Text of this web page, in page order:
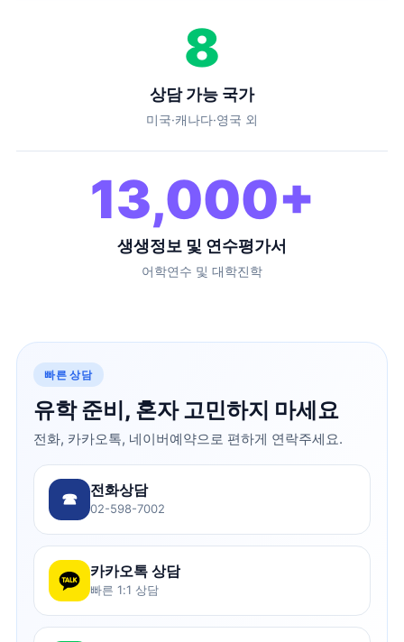
8
상담 가능 국가
미국·캐나다·영국 외
13,000+
생생정보 및 연수평가서
어학연수 및 대학진학
빠른 상담
유학 준비, 혼자 고민하지 마세요
전화, 카카오톡, 네이버예약으로 편하게 연락주세요.
☎ 전화상담
02-598-7002
카카오톡 상담
빠른 1:1 상담